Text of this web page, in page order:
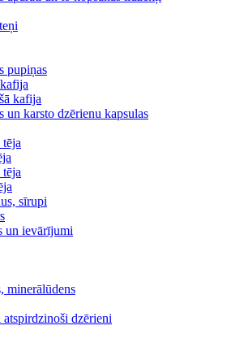
pupiņas
kafija
un karsto dzērienu kapsulas
sīrupi
un ievārījumi
minerālūdens
atspirdzinoši dzērieni